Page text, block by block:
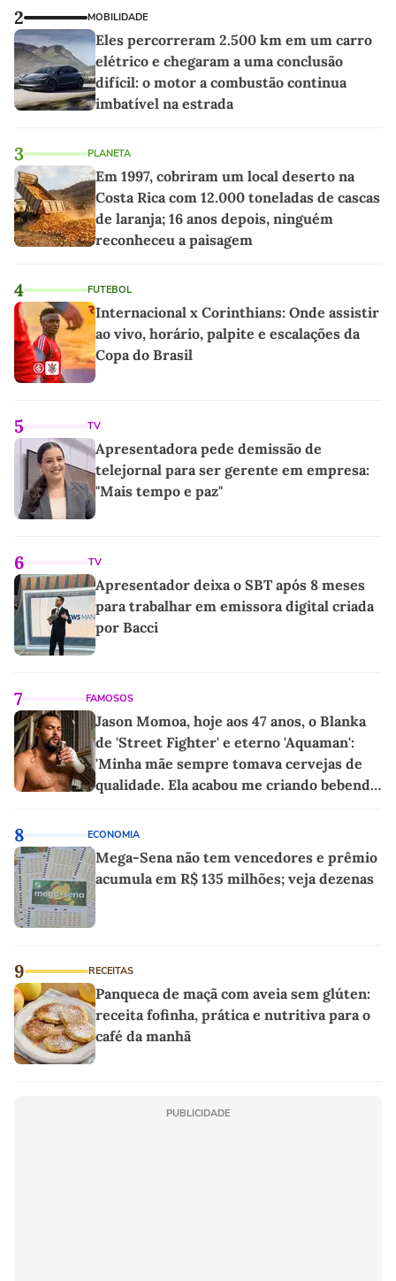
2 MOBILIDADE
Eles percorreram 2.500 km em um carro
elétrico e chegaram a uma conclusão
difícil: o motor a combustão continua
imbatível na estrada
3 PLANETA
Em 1997, cobriram um local deserto na
Costa Rica com 12.000 toneladas de cascas
de laranja; 16 anos depois, ninguém
reconheceu a paisagem
4 FUTEBOL
Internacional x Corinthians: Onde assistir
ao vivo, horário, palpite e escalações da
Copa do Brasil
5 TV
Apresentadora pede demissão de
telejornal para ser gerente em empresa:
"Mais tempo e paz"
6 TV
Apresentador deixa o SBT após 8 meses
para trabalhar em emissora digital criada
por Bacci
7 FAMOSOS
Jason Momoa, hoje aos 47 anos, o Blanka
de 'Street Fighter' e eterno 'Aquaman':
'Minha mãe sempre tomava cervejas de
qualidade. Ela acabou me criando bebendo
8 ECONOMIA
Mega-Sena não tem vencedores e prêmio
acumula em R$ 135 milhões; veja dezenas
9 RECEITAS
Panqueca de maçã com aveia sem glúten:
receita fofinha, prática e nutritiva para o
café da manhã
PUBLICIDADE